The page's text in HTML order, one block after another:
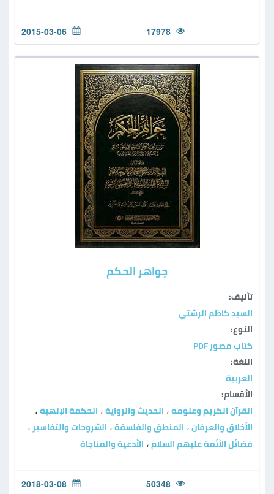
17978
2015-03-06
جواهر الحكم
تأليف:
السيد كاظم الرشتي
النوع:
كتاب مصور PDF
اللغة:
العربية
الأقسام:
القرآن الكريم وعلومه ، الحديث والرواية ، الحكمة الإلهية ،
الأخلاق والعرفان ، المنطق والفلسفة ، الشروحات والتفاسير ،
فضائل الأئمة عليهم السلام ، الأدعية والمناجاة
50348
2018-03-08